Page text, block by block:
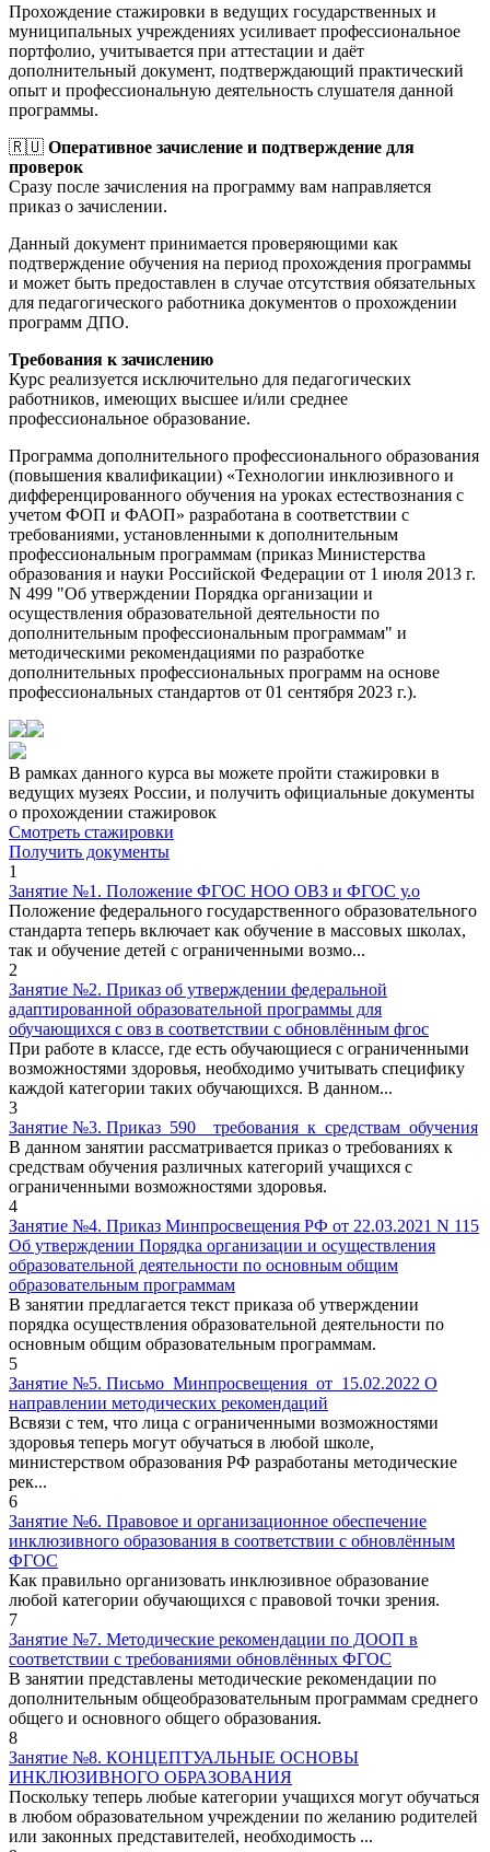
Прохождение стажировки в ведущих государственных и
муниципальных учреждениях усиливает профессиональное
портфолио, учитывается при аттестации и даёт
дополнительный документ, подтверждающий практический
опыт и профессиональную деятельность слушателя данной
программы.
🇷🇺 Оперативное зачисление и подтверждение для
проверок
Сразу после зачисления на программу вам направляется
приказ о зачислении.
Данный документ принимается проверяющими как
подтверждение обучения на период прохождения программы
и может быть предоставлен в случае отсутствия обязательных
для педагогического работника документов о прохождении
программ ДПО.
Требования к зачислению
Курс реализуется исключительно для педагогических
работников, имеющих высшее и/или среднее
профессиональное образование.
Программа дополнительного профессионального образования
(повышения квалификации) «Технологии инклюзивного и
дифференцированного обучения на уроках естествознания с
учетом ФОП и ФАОП» разработана в соответствии с
требованиями, установленными к дополнительным
профессиональным программам (приказ Министерства
образования и науки Российской Федерации от 1 июля 2013 г.
N 499 "Об утверждении Порядка организации и
осуществления образовательной деятельности по
дополнительным профессиональным программам" и
методическими рекомендациями по разработке
дополнительных профессиональных программ на основе
профессиональных стандартов от 01 сентября 2023 г.).
В рамках данного курса вы можете пройти стажировки в
ведущих музеях России, и получить официальные документы
о прохождении стажировок
Смотреть стажировки
Получить документы
1
Занятие №1. Положение ФГОС НОО ОВЗ и ФГОС у.о
Положение федерального государственного образовательного
стандарта теперь включает как обучение в массовых школах,
так и обучение детей с ограниченными возмо...
2
Занятие №2. Приказ об утверждении федеральной
адаптированной образовательной программы для
обучающихся с овз в соответствии с обновлённым фгос
При работе в классе, где есть обучающиеся с ограниченными
возможностями здоровья, необходимо учитывать специфику
каждой категории таких обучающихся. В данном...
3
Занятие №3. Приказ_590__требования_к_средствам_обучения
В данном занятии рассматривается приказ о требованиях к
средствам обучения различных категорий учащихся с
ограниченными возможностями здоровья.
4
Занятие №4. Приказ Минпросвещения РФ от 22.03.2021 N 115
Об утверждении Порядка организации и осуществления
образовательной деятельности по основным общим
образовательным программам
В занятии предлагается текст приказа об утверждении
порядка осуществления образовательной деятельности по
основным общим образовательным программам.
5
Занятие №5. Письмо_Минпросвещения_от_15.02.2022 О
направлении методических рекомендаций
Всвязи с тем, что лица с ограниченными возможностями
здоровья теперь могут обучаться в любой школе,
министерством образования РФ разработаны методические
рек...
6
Занятие №6. Правовое и организационное обеспечение
инклюзивного образования в соответствии с обновлённым
ФГОС
Как правильно организовать инклюзивное образование
любой категории обучающихся с правовой точки зрения.
7
Занятие №7. Методические рекомендации по ДООП в
соответствии с требованиями обновлённых ФГОС
В занятии представлены методические рекомендации по
дополнительным общеобразовательным программам среднего
общего и основного общего образования.
8
Занятие №8. КОНЦЕПТУАЛЬНЫЕ ОСНОВЫ
ИНКЛЮЗИВНОГО ОБРАЗОВАНИЯ
Поскольку теперь любые категории учащихся могут обучаться
в любом образовательном учреждении по желанию родителей
или законных представителей, необходимость ...